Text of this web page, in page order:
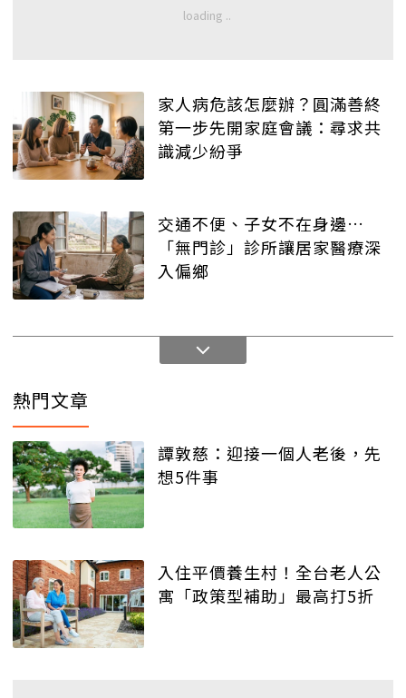
家人病危該怎麼辦？圓滿善終
第一步先開家庭會議：尋求共
識減少紛爭
交通不便、子女不在身邊…
「無門診」診所讓居家醫療深
入偏鄉
熱門文章
譚敦慈：迎接一個人老後，先
想5件事
入住平價養生村！全台老人公
寓「政策型補助」最高打5折